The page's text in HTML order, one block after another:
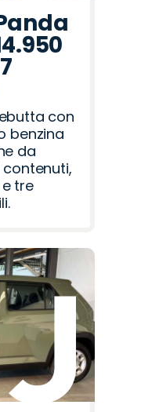
con
benzina
da
contenuti,
tre